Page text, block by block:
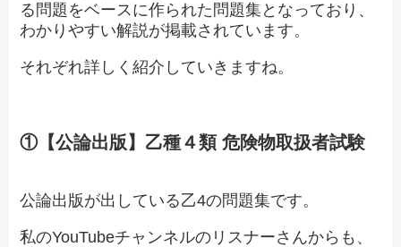
る問題をベースに作られた問題集となっており、
わかりやすい解説が掲載されています。
それぞれ詳しく紹介していきますね。
①【公論出版】乙種４類 危険物取扱者試験
公論出版が出している乙4の問題集です。
私のYouTubeチャンネルのリスナーさんからも、